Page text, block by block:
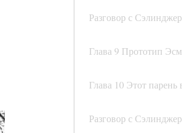
Разговор с
Глава 9 Прототип
Глава 10 Этот
Разговор с